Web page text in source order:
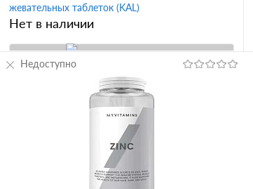
жевательных таблеток (KAL)
Нет в наличии
В корзину
Купить в 1 клик
Сравнение
Недоступно